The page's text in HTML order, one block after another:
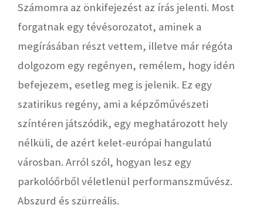
Számomra az önkifejezést az írás jelenti. Most
forgatnak egy tévésorozatot, aminek a
megírásában részt vettem, illetve már régóta
dolgozom egy regényen, remélem, hogy idén
befejezem, esetleg meg is jelenik. Ez egy
szatirikus regény, ami a képzőművészeti
színtéren játszódik, egy meghatározott hely
nélküli, de azért kelet-európai hangulatú
városban. Arról szól, hogyan lesz egy
parkolóőrből véletlenül performanszművész.
Abszurd és szürreális.